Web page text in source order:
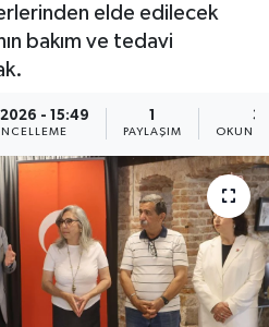
elde edilecek
bakım ve tedavi
- 15:49
PAYLAŞIM
3